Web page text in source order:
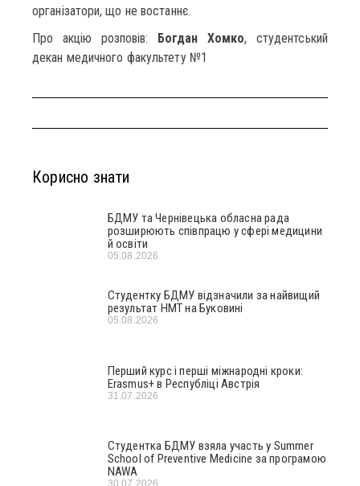
організатори, що не востаннє.
Про акцію розповів: Богдан Хомко, студентський
декан медичного факультету №1
Корисно знати
БДМУ та Чернівецька обласна рада
розширюють співпрацю у сфері медицини
й освіти
05.08.2026
Студентку БДМУ відзначили за найвищий
результат НМТ на Буковині
05.08.2026
Перший курс і перші міжнародні кроки:
Erasmus+ в Республіці Австрія
31.07.2026
Студентка БДМУ взяла участь у Summer
School of Preventive Medicine за програмою
NAWA
30.07.2026